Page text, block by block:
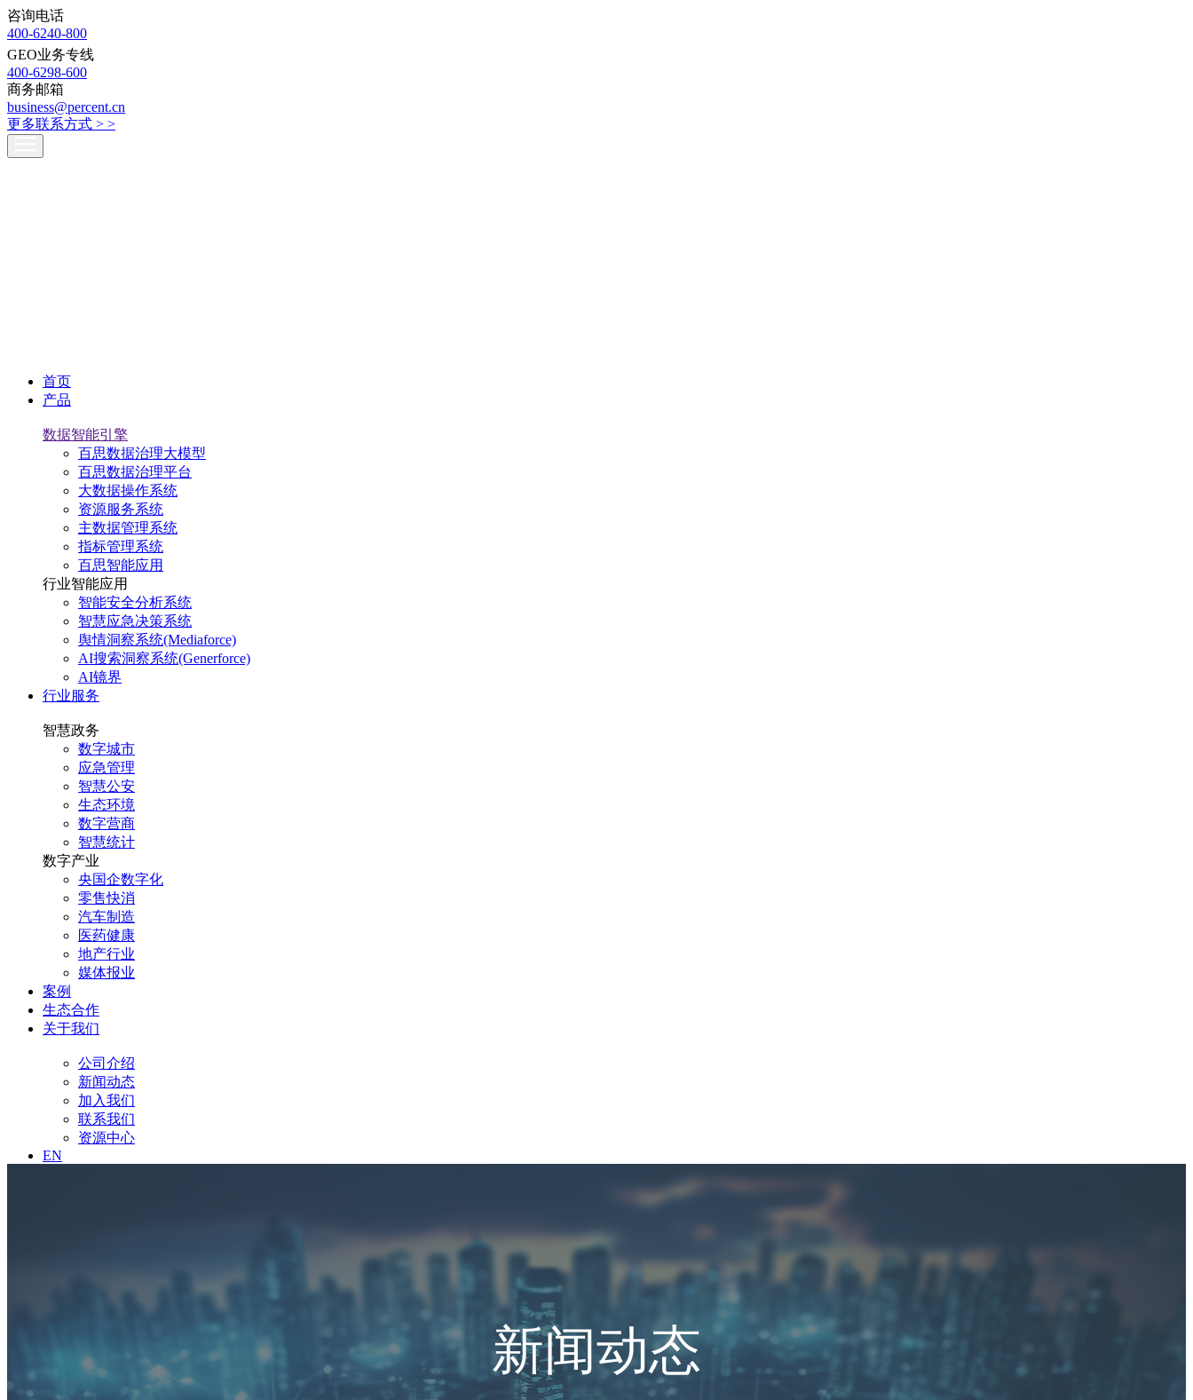
咨询电话
400-6240-800
GEO业务专线
400-6298-600
商务邮箱
business@percent.cn
更多联系方式 > >
首页
产品
数据智能引擎
百思数据治理大模型
百思数据治理平台
大数据操作系统
资源服务系统
主数据管理系统
指标管理系统
百思智能应用
行业智能应用
智能安全分析系统
智慧应急决策系统
舆情洞察系统(Mediaforce)
AI搜索洞察系统(Generforce)
AI镜界
行业服务
智慧政务
数字城市
应急管理
智慧公安
生态环境
数字营商
智慧统计
数字产业
央国企数字化
零售快消
汽车制造
医药健康
地产行业
媒体报业
案例
生态合作
关于我们
公司介绍
新闻动态
加入我们
联系我们
资源中心
EN
新闻动态